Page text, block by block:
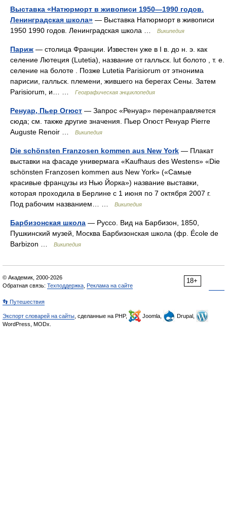
Выставка «Натюрморт в живописи 1950—1990 годов.
Ленинградская школа» — Выставка Натюрморт в живописи
1950 1990 годов. Ленинградская школа …
Википедия
Париж — столица Франции. Известен уже в I в. до н. э. как
селение Лютеция (Lutetia), название от галльск. lut болото , т. е.
селение на болоте . Позже Lutetia Parisiorum от этнонима
парисии, галльск. племени, жившего на берегах Сены. Затем
Parisiorum, и… …
Географическая энциклопедия
Ренуар, Пьер Огюст — Запрос «Ренуар» перенаправляется
сюда; см. также другие значения. Пьер Огюст Ренуар Pierre
Auguste Renoir …
Википедия
Die schönsten Franzosen kommen aus New York — Плакат
выставки на фасаде универмага «Kaufhaus des Westens» «Die
schönsten Franzosen kommen aus New York» («Самые
красивые французы из Нью Йорка») название выставки,
которая проходила в Берлине с 1 июня по 7 октября 2007 г.
Под рабочим названием… …
Википедия
Барбизонская школа — Руссо. Вид на Барбизон, 1850,
Пушкинский музей, Москва Барбизонская школа (фр. École de
Barbizon …
Википедия
18+
© Академик, 2000-2026
Обратная связь: Техподдержка Реклама на сайте
👣 Путешествия
Экспорт словарей на сайты , сделанные на PHP, Joomla,
Drupal,
WordPress, MODx.